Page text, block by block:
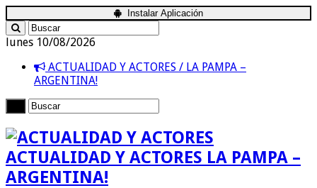
Instalar Aplicación
lunes 10/08/2026
ACTUALIDAD Y ACTORES / LA PAMPA –
ARGENTINA!
ACTUALIDAD Y ACTORES LA PAMPA –
ARGENTINA!